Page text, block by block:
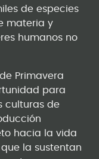
de especies
materia y
humanos no
Primavera
para
culturas de
hacia la vida
la sustentan